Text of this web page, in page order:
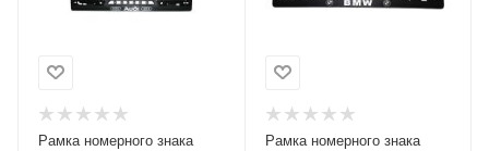
Рамка номерного знака
Рамка номерного знака